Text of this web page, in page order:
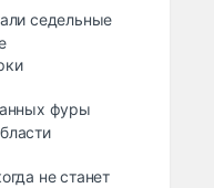
седельные
фуры
не станет